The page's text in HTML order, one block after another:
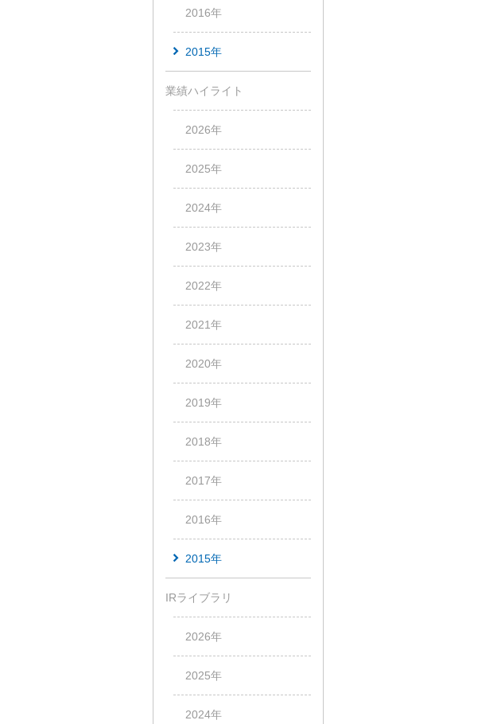
2016年
2015年
業績ハイライト
2026年
2025年
2024年
2023年
2022年
2021年
2020年
2019年
2018年
2017年
2016年
2015年
IRライブラリ
2026年
2025年
2024年